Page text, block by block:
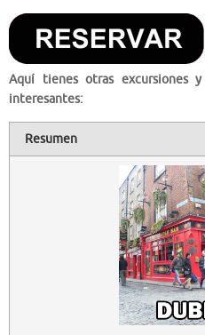
Aquí tienes otras excursiones
interesantes:
Resumen